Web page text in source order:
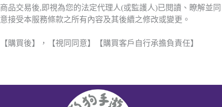
商品交易後,即視為您的法定代理人(或監護人)已閱讀、瞭解並同
意接受本服務條款之所有內容及其後續之修改或變更。
【購買後】，【視同同意】【購買客戶自行承擔負責任】